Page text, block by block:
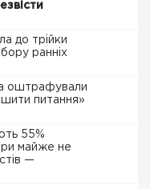
до трійки
ранніх
оштрафували
питання»
55%
майже не
—